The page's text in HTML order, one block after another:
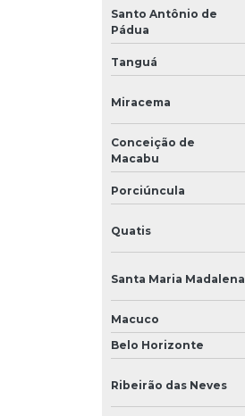
Santo Antônio de
Pádua
Tanguá
Miracema
Conceição de
Macabu
Porciúncula
Quatis
Santa Maria Madalena
Macuco
Belo Horizonte
Ribeirão das Neves